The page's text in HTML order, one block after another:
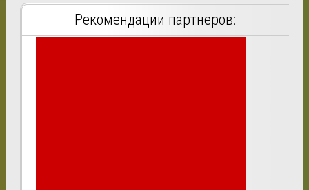
Рекомендации партнеров: